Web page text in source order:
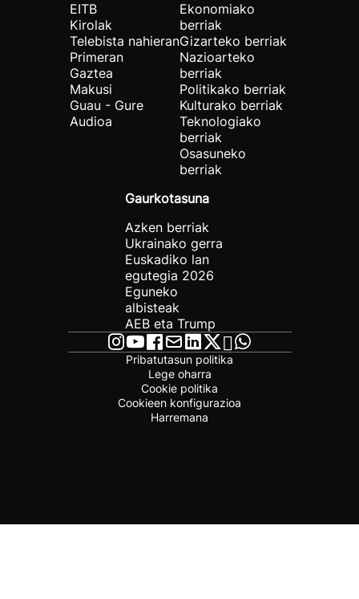
EITB
Kirolak
Telebista nahieran
Primeran
Gaztea
Makusi
Guau - Gure
Audioa
Ekonomiako
berriak
Gizarteko berriak
Nazioarteko
berriak
Politikako berriak
Kulturako berriak
Teknologiako
berriak
Osasuneko
berriak
Gaurkotasuna
Azken berriak
Ukrainako gerra
Euskadiko lan
egutegia 2026
Eguneko
albisteak
AEB eta Trump
Pribatutasun politika
Lege oharra
Cookie politika
Cookieen konfigurazioa
Harremana